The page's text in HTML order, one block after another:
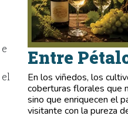
Entre
En los viñedos, los
coberturas florales que
sino que enriquecen el
visitante con la pureza